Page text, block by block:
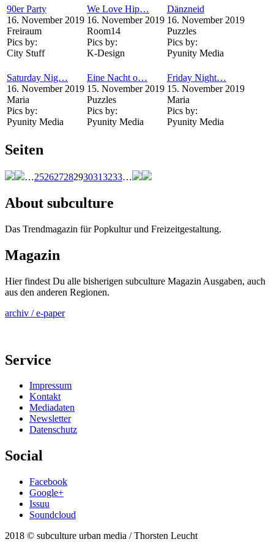
90er Party
16. November 2019
Freiraum
Pics by:
City Stuff
We Love Hip…
16. November 2019
Room14
Pics by:
K-Design
Dänzneid
16. November 2019
Puzzles
Pics by:
Pyunity Media
Saturday Nig…
16. November 2019
Maria
Pics by:
Pyunity Media
Eine Nacht o…
15. November 2019
Puzzles
Pics by:
Pyunity Media
Friday Night…
15. November 2019
Maria
Pics by:
Pyunity Media
Seiten
…252627282930313233…
About subculture
Das Trendmagazin für Popkultur und Freizeitgestaltung.
Magazin
Hier findest Du alle bisherigen subculture Magazin Ausgaben, auch
aus den anderen Regionen.
archiv / e-paper
Service
Impressum
Kontakt
Mediadaten
Newsletter
Datenschutz
Social
Facebook
Google+
Issuu
Soundcloud
2018 © subculture urban media / Thorsten Leucht